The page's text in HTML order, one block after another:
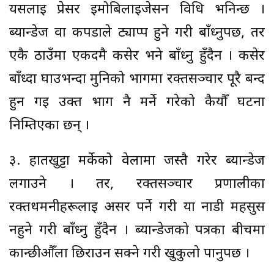
यसलाई प्रेसर इमोबिलाइजेसन विधि भनिन्छ ।
ब्यान्डेज वा कपडाले ट्याप्प हुने गरी बाँध्नुपर्छ, तर
एकै ठाउँमा एकदमै कसेर भने बाँध्नु हुँदैन । कसेर
बाँध्दा घाउभन्दा मुनिको भागमा रक्तसञ्चार पूरै बन्द
हुन गई उक्त भाग नै मर्ने गरेको कैयौँ घटना
निम्तिएका छन् ।
३. हातखुट्टा मर्केको वेलामा जस्तै गरेर ब्यान्डेज
लगाउने । तर, रक्तसञ्चार प्रणालीका
रक्तधमनीहरूलाई असर पर्ने गरी या नाडी महसुस
नहुने गरी बाँध्नु हुँदैन । ब्यान्डेजको पत्रका बीचमा
कान्छीऔँला छिराउन सक्ने गरी खुकुलो पार्नुपर्छ ।